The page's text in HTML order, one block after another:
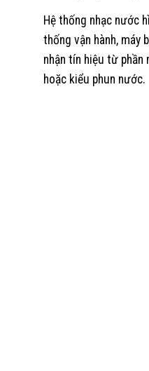
Hệ thống nhạc nước
thống vận hành, máy
nhận tín hiệu từ
hoặc kiểu phun nước.